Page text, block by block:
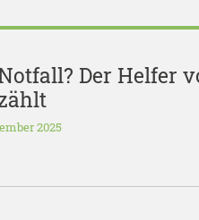
Der Helfer
2025